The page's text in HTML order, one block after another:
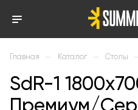
Главная — Каталог — Столы
SdR-1
Премиум/